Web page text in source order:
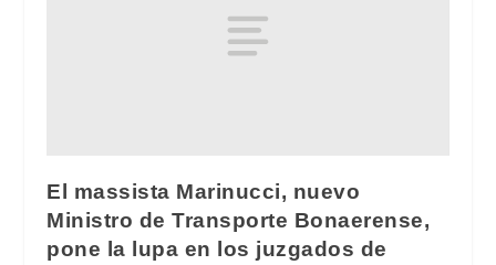
El massista Marinucci, nuevo
Ministro de Transporte Bonaerense,
pone la lupa en los juzgados de